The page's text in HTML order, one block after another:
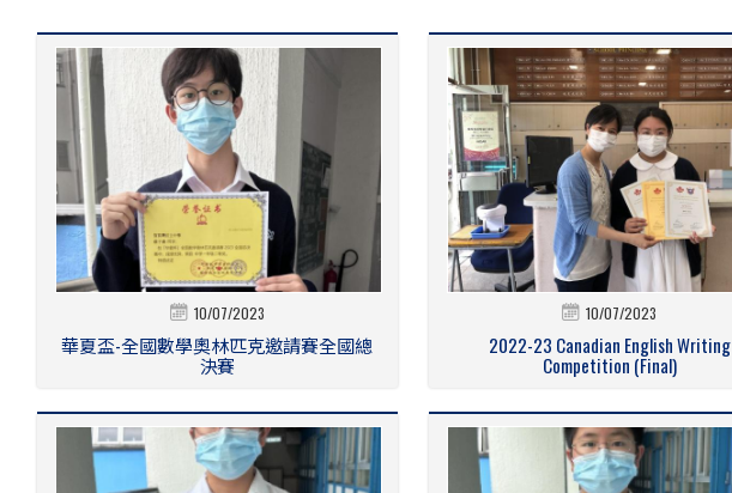
10/07/2023
華夏盃-全國數學奧林匹克邀請賽全國總
決賽
10/07/2023
2022-23 Canadian English Writing
Competition (Final)